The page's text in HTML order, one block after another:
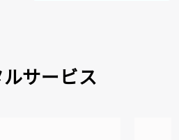
サービス